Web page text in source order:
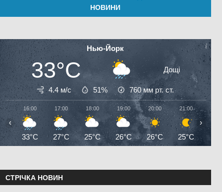
НОВИНИ
Нью-Йорк
33°C Дощі
4.4 м/с 51% 760мм рт. ст.
16:00
33°C
17:00
27°C
18:00
25°C
19:00
26°C
20:00
26°C
21:00
25°C
‹ ›
СТРІЧКА НОВИН